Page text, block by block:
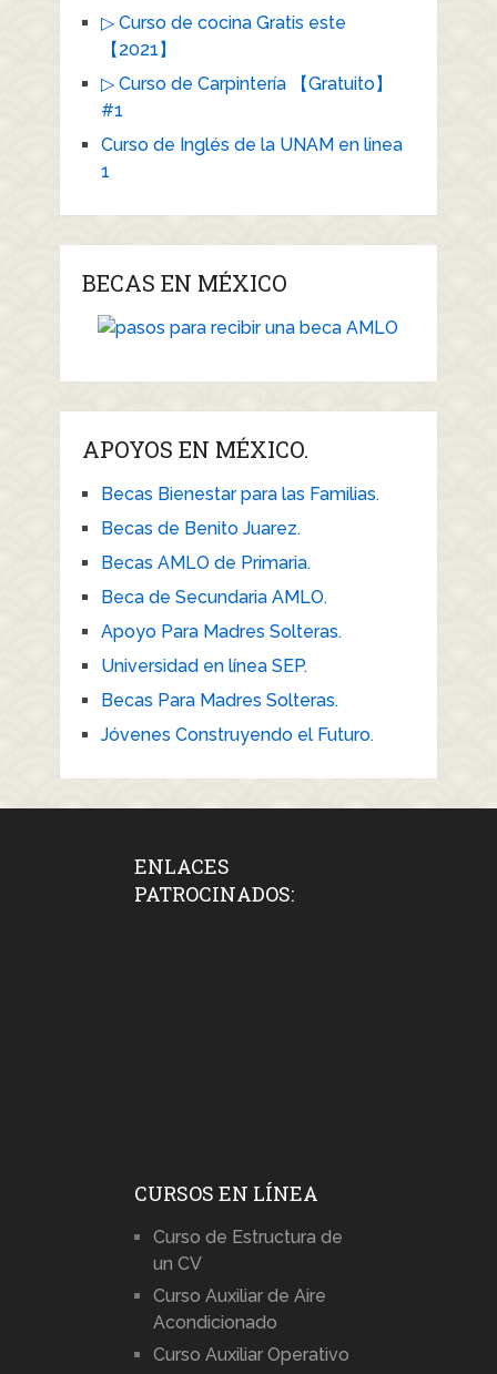
▷ Curso de cocina Gratis este
【2021】
▷ Curso de Carpintería 【Gratuito】
#1
Curso de Inglés de la UNAM en linea
1
BECAS EN MÉXICO
APOYOS EN MÉXICO.
Becas Bienestar para las Familias.
Becas de Benito Juarez.
Becas AMLO de Primaria.
Beca de Secundaria AMLO.
Apoyo Para Madres Solteras.
Universidad en línea SEP.
Becas Para Madres Solteras.
Jóvenes Construyendo el Futuro.
ENLACES
PATROCINADOS:
CURSOS EN LÍNEA
Curso de Estructura de
un CV
Curso Auxiliar de Aire
Acondicionado
Curso Auxiliar Operativo